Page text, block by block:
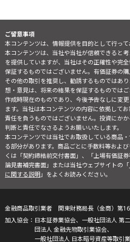
ご留意事項
本コンテンツは、情報提供を目的として行って
本コンテンツは、当社や当社が信頼できると
を提供していますが、当社はその正確性や完
保証するものではございません。有価証券の購
その他の取引を推奨し、勧誘するものではあ
想・意見は、将来の結果を保証するものでは
作成時現在のものであり、今後予告なしに変
ます。当社は本コンテンツの内容に依拠して
責任を負うものではございません。投資にか
判断と責任でなさるようお願いいたします。
本コンテンツでは当社でお取扱している商品
る部分があります。商品ごとに手数料等およ
くは「契約締結前交付書面」、「上場有価証
論見書補完書面」または当社ウェブサイトの「
に関する説明」をよくお読みください。
金融商品取引業者 関東財務局長（金商）第
日本証券業協会、一般社団法人 第
団法人 金融先物取引業協会、
一般社団法人 日本暗号資産等取引